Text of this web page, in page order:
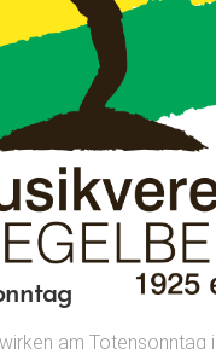
am Totensonntag